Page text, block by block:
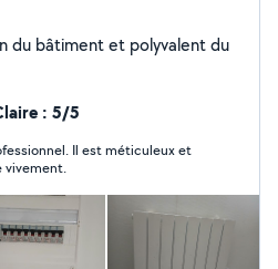
du bâtiment et polyvalent du
: 5/5
Il est méticuleux et
vivement.